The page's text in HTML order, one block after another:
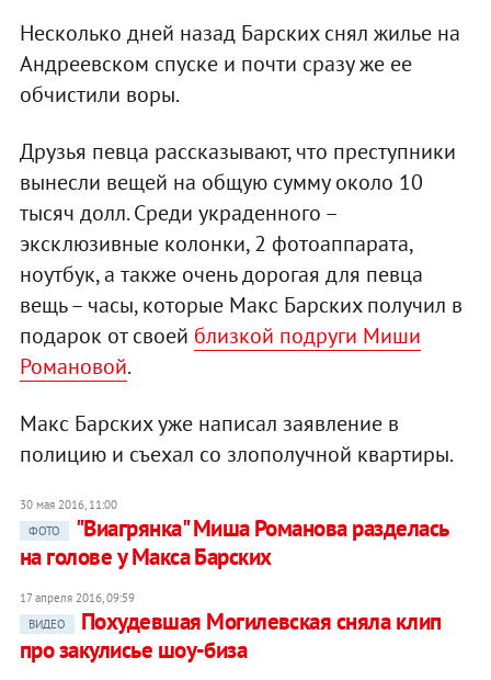
Несколько дней назад Барских снял жилье на
Андреевском спуске и почти сразу же ее
обчистили воры.
Друзья певца рассказывают, что преступники
вынесли вещей на общую сумму около 10
тысяч долл. Среди украденного –
эксклюзивные колонки, 2 фотоаппарата,
ноутбук, а также очень дорогая для певца
вещь – часы, которые Макс Барских получил в
подарок от своей близкой подруги Миши
Романовой.
Макс Барских уже написал заявление в
полицию и съехал со злополучной квартиры.
30 мая 2016, 11:00
ФОТО
"Виагрянка" Миша Романова разделась
на голове у Макса Барских
17 апреля 2016, 09:59
ВИДЕО
Похудевшая Могилевская сняла клип
про закулисье шоу-биза